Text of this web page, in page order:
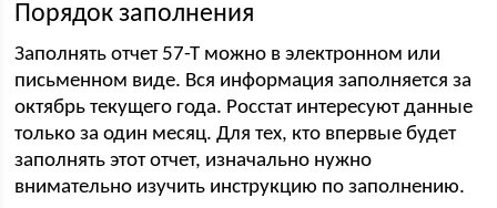
Порядок заполнения
Заполнять отчет 57-Т можно в электронном или
письменном виде. Вся информация заполняется за
октябрь текущего года. Росстат интересуют данные
только за один месяц. Для тех, кто впервые будет
заполнять этот отчет, изначально нужно
внимательно изучить инструкцию по заполнению.